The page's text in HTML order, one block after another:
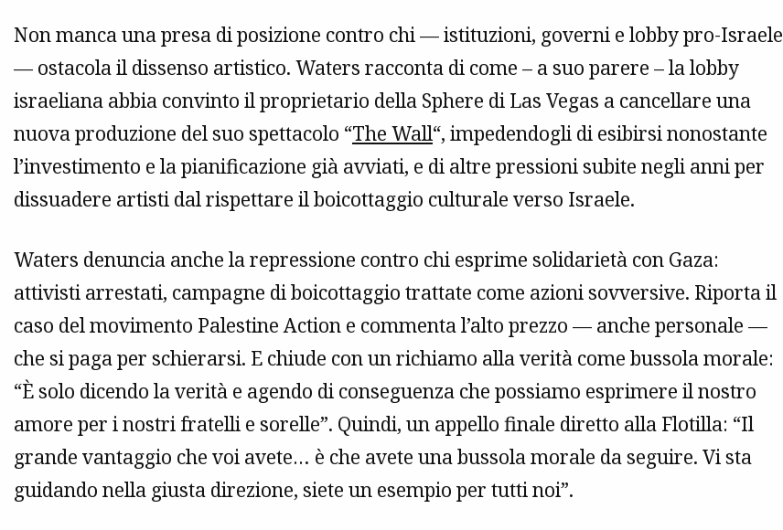
Non manca una presa di posizione contro chi — istituzioni, governi e lobby pro-Israele
— ostacola il dissenso artistico. Waters racconta di come – a suo parere – la lobby
israeliana abbia convinto il proprietario della Sphere di Las Vegas a cancellare una
nuova produzione del suo spettacolo “The Wall“, impedendogli di esibirsi nonostante
l’investimento e la pianificazione già avviati, e di altre pressioni subite negli anni per
dissuadere artisti dal rispettare il boicottaggio culturale verso Israele.
Waters denuncia anche la repressione contro chi esprime solidarietà con Gaza:
attivisti arrestati, campagne di boicottaggio trattate come azioni sovversive. Riporta il
caso del movimento Palestine Action e commenta l’alto prezzo — anche personale —
che si paga per schierarsi. E chiude con un richiamo alla verità come bussola morale:
“È solo dicendo la verità e agendo di conseguenza che possiamo esprimere il nostro
amore per i nostri fratelli e sorelle”. Quindi, un appello finale diretto alla Flotilla: “Il
grande vantaggio che voi avete… è che avete una bussola morale da seguire. Vi sta
guidando nella giusta direzione, siete un esempio per tutti noi”.